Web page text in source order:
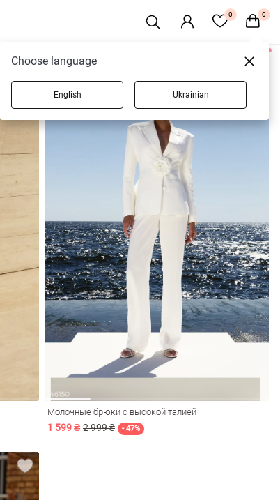
0 0
Молочные брюки с высокой талией
1 599 ₴ 2 999 ₴ - 47%
Choose language
English Ukrainian